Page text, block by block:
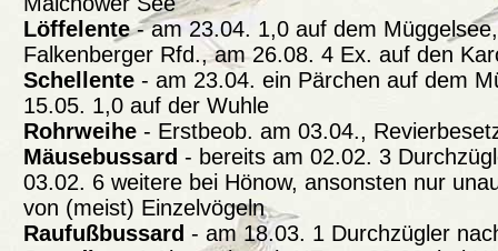
Löffelente- am 23.04. 1,0 auf dem
Falkenberger Rfd., am 26.08. 4 Ex. auf den
Schellente - am 23.04. ein Pärchen auf dem
15.05. 1,0 auf der Wuhle
Rohrweihe - Erstbeob. am 03.04.,
Mäusebussard - bereits am 02.02. 3
03.02. 6 weitere bei Hönow, ansonsten nur
von (meist) Einzelvögeln
Raufußbussard - am 18.03. 1 Durchzügler